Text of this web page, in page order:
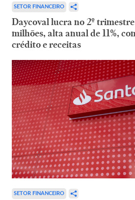
SETOR FINANCEIRO
Daycoval lucra no 2º
milhões, alta anual de 11%,
crédito e receitas
SETOR FINANCEIRO